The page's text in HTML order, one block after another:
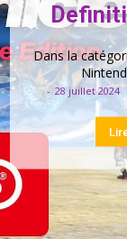
Dans la
- 28 juillet 2024